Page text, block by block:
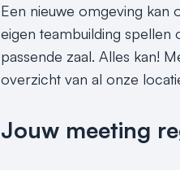
Een nieuwe omgeving kan
eigen teambuilding
passende zaal. Alles kan!
overzicht van al onze
Jouw meeting